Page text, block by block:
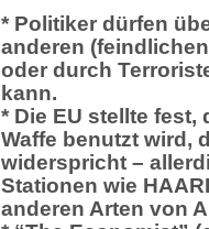
* Politiker dürfen
anderen
oder durch
kann.
* Die EU stellte fest,
Waffe benutzt wird,
widerspricht –
Stationen wie
anderen Arten von